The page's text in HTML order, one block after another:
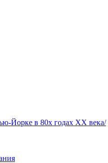
Йорке в 80х годах XX века/